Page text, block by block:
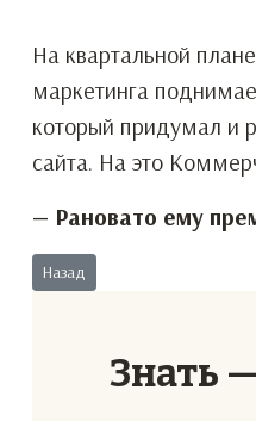
На квартальной
маркетинга
который придумал и
сайта. На это
— Рановато ему
Предыдущий: Молодой
Назад
Знать